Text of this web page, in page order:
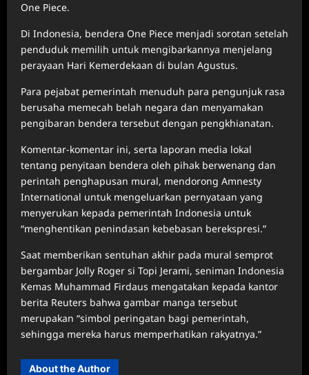
One Piece.
Di Indonesia, bendera One Piece menjadi sorotan setelah
penduduk memilih untuk mengibarkannya menjelang
perayaan Hari Kemerdekaan di bulan Agustus.
Para pejabat pemerintah menuduh para pengunjuk rasa
berusaha memecah belah negara dan menyamakan
pengibaran bendera tersebut dengan pengkhianatan.
Komentar-komentar ini, serta laporan media lokal
tentang penyitaan bendera oleh pihak berwenang dan
perintah penghapusan mural, mendorong Amnesty
International untuk mengeluarkan pernyataan yang
menyerukan kepada pemerintah Indonesia untuk
“menghentikan penindasan kebebasan berekspresi.”
Saat memberikan sentuhan akhir pada mural semprot
bergambar Jolly Roger si Topi Jerami, seniman Indonesia
Kemas Muhammad Firdaus mengatakan kepada kantor
berita Reuters bahwa gambar manga tersebut
merupakan “simbol peringatan bagi pemerintah,
sehingga mereka harus memperhatikan rakyatnya.”
About the Author